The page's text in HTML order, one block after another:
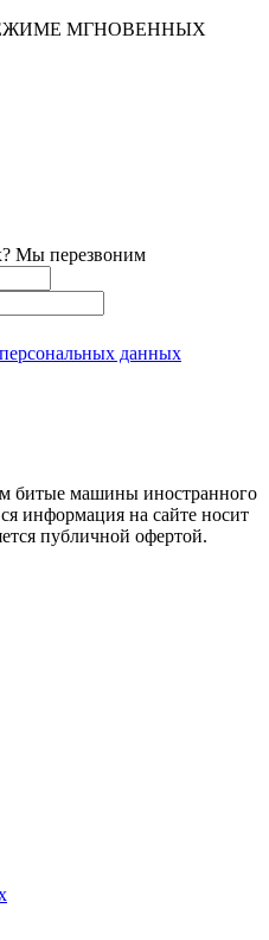
МГНОВЕННЫХ
Мы перезвоним
данных
битые машины иностранного
информация на сайте носит
публичной офертой.